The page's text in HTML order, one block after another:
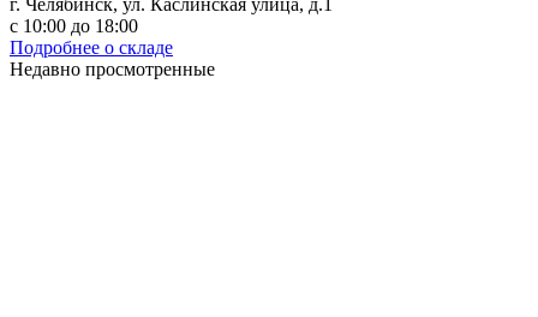
с 10:00 до 18:00
Подробнее о складе
Недавно просмотренные